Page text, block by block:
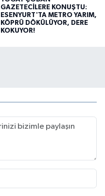
GAZETECİLERE KONUŞTU:
ESENYURT'TA METRO YARIM,
KÖPRÜ DÖKÜLÜYOR, DERE
KOKUYOR!